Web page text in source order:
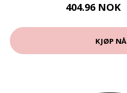
404.96 NOK
KJØP NÅ